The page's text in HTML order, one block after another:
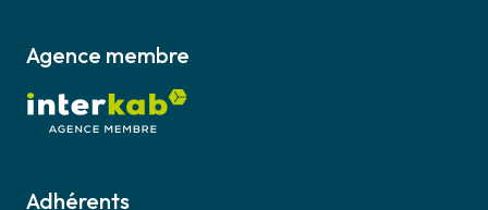
Agence membre
Adhérents